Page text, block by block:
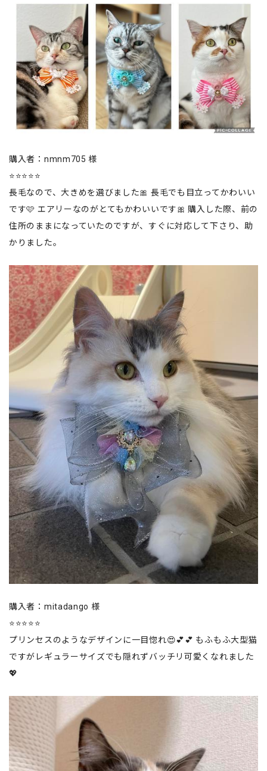
購入者：nmnm705 様
⭐⭐⭐⭐⭐
長毛なので、大きめを選びました🎀 長毛でも目立ってかわいい
です🩷 エアリーなのがとてもかわいいです🎀 購入した際、前の
住所のままになっていたのですが、すぐに対応して下さり、助
かりました。
購入者：mitadango 様
⭐⭐⭐⭐⭐
プリンセスのようなデザインに一目惚れ😍💕💕 もふもふ大型猫
ですがレギュラーサイズでも隠れずバッチリ可愛くなれました
💖